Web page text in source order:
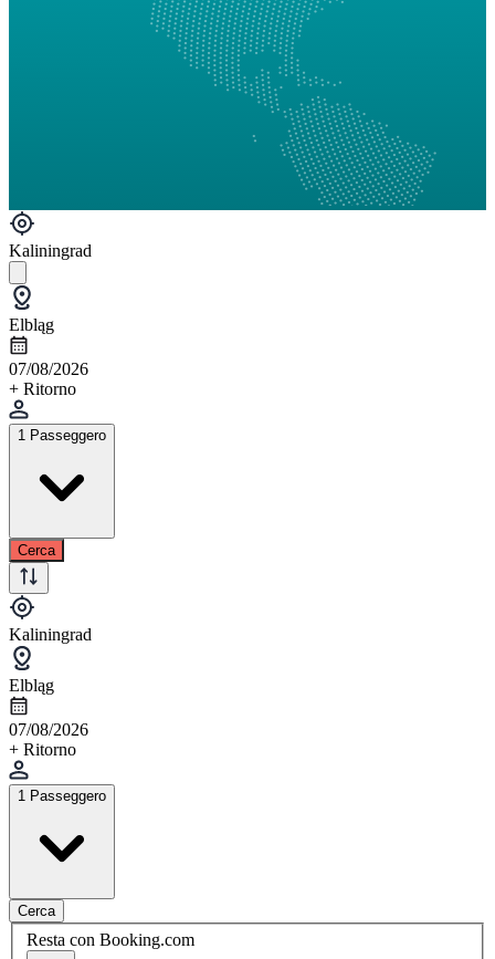
Kaliningrad
Elbląg
07/08/2026
+ Ritorno
1 Passeggero
Cerca
Kaliningrad
Elbląg
07/08/2026
+ Ritorno
1 Passeggero
Cerca
Resta con Booking.com